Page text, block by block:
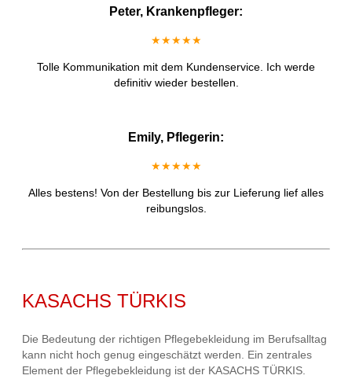
Peter, Krankenpfleger:
★★★★★
Tolle Kommunikation mit dem Kundenservice. Ich werde
definitiv wieder bestellen.
Emily, Pflegerin:
★★★★★
Alles bestens! Von der Bestellung bis zur Lieferung lief alles
reibungslos.
KASACHS TÜRKIS
Die Bedeutung der richtigen Pflegebekleidung im Berufsalltag
kann nicht hoch genug eingeschätzt werden. Ein zentrales
Element der Pflegebekleidung ist der KASACHS TÜRKIS.